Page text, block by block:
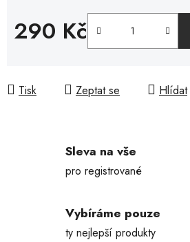
290 Kč
Tisk Zeptat se Hlídat
Sleva na vše
pro registrované
Vybíráme pouze
ty nejlepší produkty